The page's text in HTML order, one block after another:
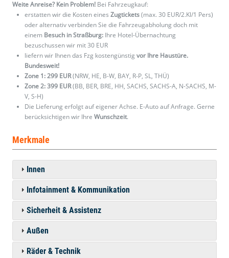
Weite Anreise? Kein Problem! Bei Fahrzeugkauf:
erstatten wir die Kosten eines Zugtickets(max. 30 EUR/2.Kl/1 Pers)
oder alternativ verbinden Sie die Fahrzeugabholung doch mit
einem Besuch in Straßburg: Ihre Hotel-Übernachtung
bezuschussen wir mit 30 EUR
liefern wir Ihnen das Fzg kostengünstig vor Ihre Haustüre.
Bundesweit!
Zone 1: 299 EUR(NRW, HE, B-W, BAY, R-P, SL, THÜ)
Zone 2: 399 EUR(BB, BER, BRE, HH, SACHS, SACHS-A, N-SACHS, M-
V, S-H)
Die Lieferung erfolgt auf eigener Achse. E-Auto auf Anfrage. Gerne
berücksichtigen wir Ihre Wunschzeit.
Merkmale
Innen
Infotainment & Kommunikation
Sicherheit & Assistenz
Außen
Räder & Technik